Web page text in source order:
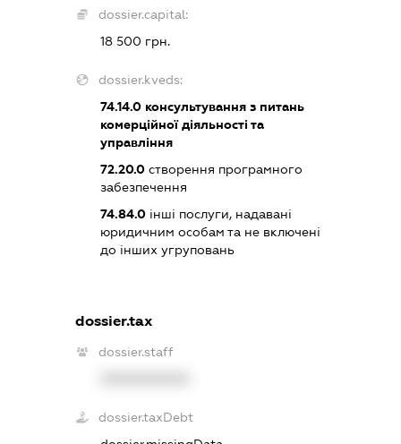
dossier.capital:
18 500 грн.
dossier.kveds:
74.14.0 консультування з питань
комерційної діяльності та
управління
72.20.0 створення програмного
забезпечення
74.84.0 інші послуги, надавані
юридичним особам та не включені
до інших угруповань
dossier.tax
dossier.staff
dossier.taxDebt